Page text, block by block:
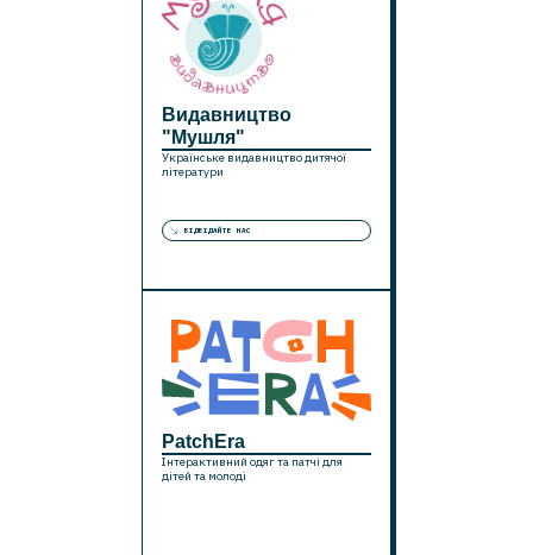
Видавництво
"Мушля"
Українське видавництво дитячої
літератури
ВІДВІДАЙТЕ НАС
PatchEra
Інтерактивний одяг та патчі для
дітей та молоді